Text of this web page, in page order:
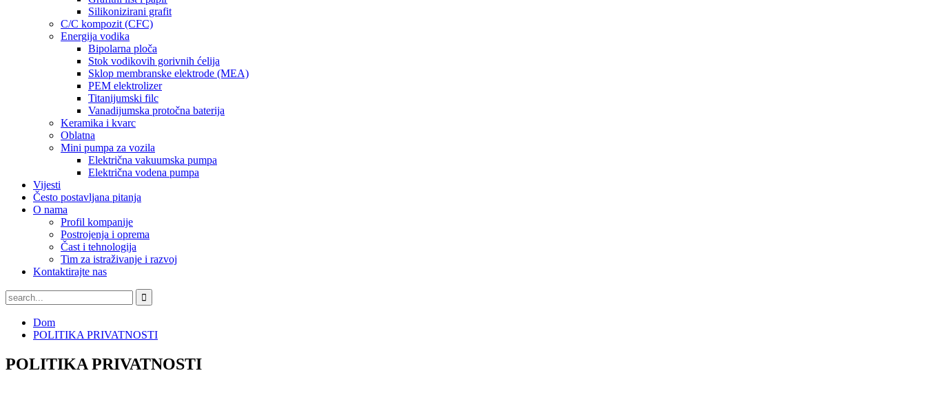
Silikonizirani grafit
C/C kompozit (CFC)
Energija vodika
Bipolarna ploča
Stok vodikovih gorivnih ćelija
Sklop membranske elektrode (MEA)
PEM elektrolizer
Titanijumski filc
Vanadijumska protočna baterija
Keramika i kvarc
Oblatna
Mini pumpa za vozila
Električna vakuumska pumpa
Električna vodena pumpa
Vijesti
Često postavljana pitanja
O nama
Profil kompanije
Postrojenja i oprema
Čast i tehnologija
Tim za istraživanje i razvoj
Kontaktirajte nas
Dom
POLITIKA PRIVATNOSTI
POLITIKA PRIVATNOSTI